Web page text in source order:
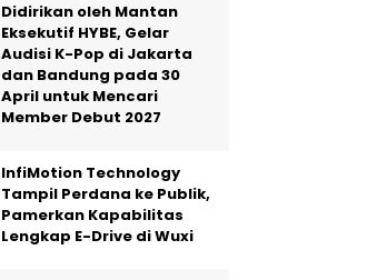
Didirikan oleh Mantan
Eksekutif HYBE, Gelar
Audisi K-Pop di Jakarta
dan Bandung pada 30
April untuk Mencari
Member Debut 2027
InfiMotion Technology
Tampil Perdana ke Publik,
Pamerkan Kapabilitas
Lengkap E-Drive di Wuxi